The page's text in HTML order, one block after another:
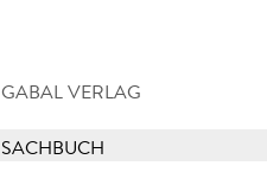
GABAL VERLAG
SACHBUCH